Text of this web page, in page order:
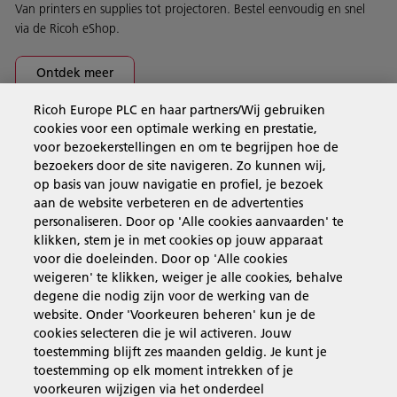
Van printers en supplies tot projectoren. Bestel eenvoudig en snel
via de Ricoh eShop.
Ontdek meer
Business Solutions
Producten en services
Support en contact
Inspiratie
Volg Ricoh
Ricoh Europe PLC en haar partners/Wij gebruiken
cookies voor een optimale werking en prestatie,
voor bezoekerstellingen en om te begrijpen hoe de
bezoekers door de site navigeren. Zo kunnen wij,
op basis van jouw navigatie en profiel, je bezoek
aan de website verbeteren en de advertenties
personaliseren. Door op 'Alle cookies aanvaarden' te
klikken, stem je in met cookies op jouw apparaat
voor die doeleinden. Door op 'Alle cookies
weigeren' te klikken, weiger je alle cookies, behalve
degene die nodig zijn voor de werking van de
website. Onder 'Voorkeuren beheren' kun je de
cookies selecteren die je wil activeren. Jouw
toestemming blijft zes maanden geldig. Je kunt je
toestemming op elk moment intrekken of je
voorkeuren wijzigen via het onderdeel